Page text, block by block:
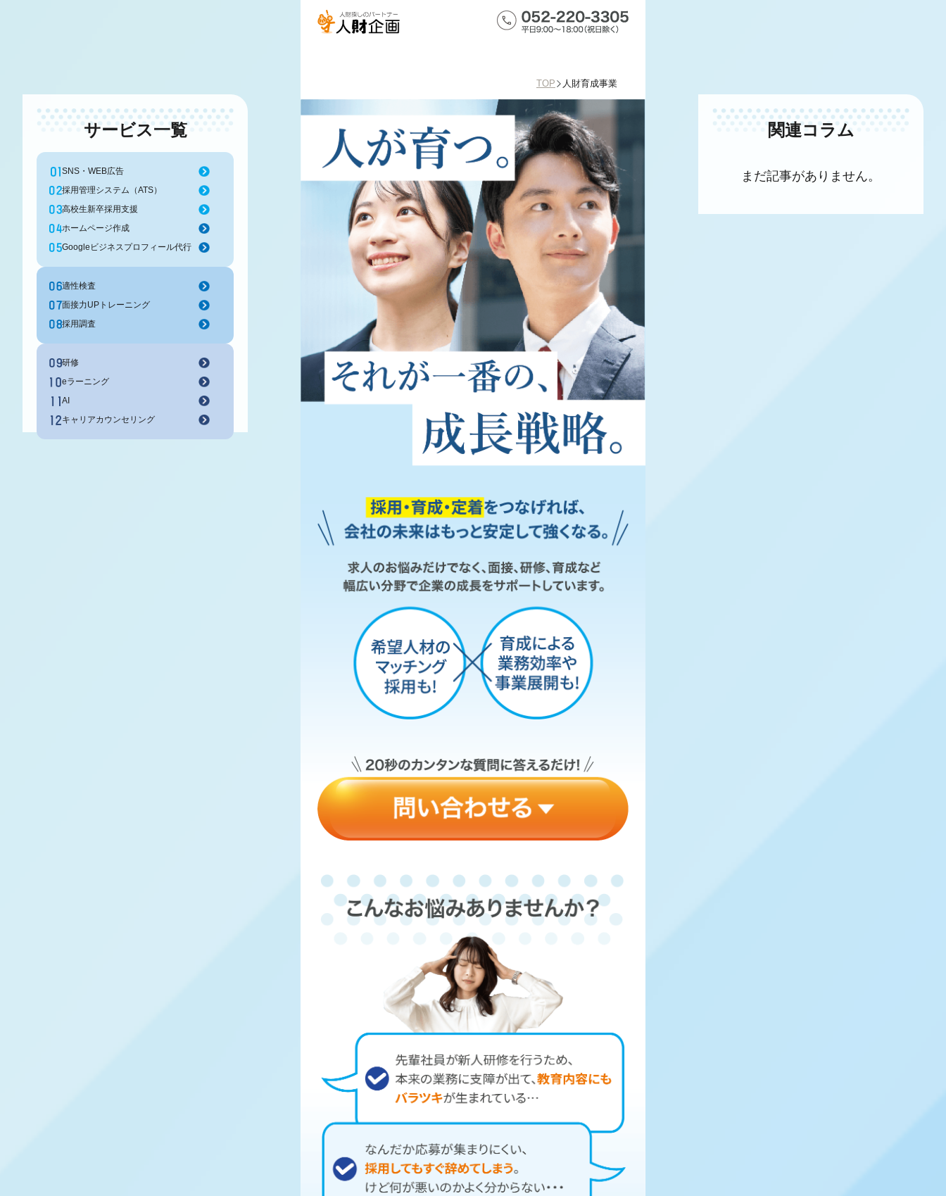
サービス一覧
SNS・WEB広告
採用管理システム（ATS）
高校生新卒採用支援
ホームページ作成
Googleビジネスプロフィール代行
適性検査
面接力UPトレーニング
採用調査
研修
eラーニング
AI
キャリアカウンセリング
TOP 人財育成事業
関連コラム
まだ記事がありません。